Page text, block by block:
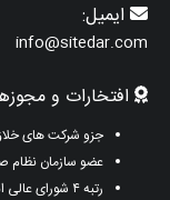
ایمیل:
info@sitedar.com
افتخارات و
جزو شرکت های
عضو سازمان نظام
رتبه ۴ شورای عالی انفورماتیک